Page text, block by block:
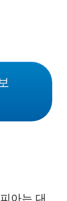
아는 대